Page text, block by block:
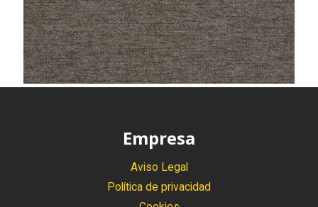
Empresa
Aviso Legal
Política de privacidad